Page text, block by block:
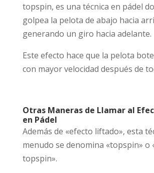
topspin, es una técnica en pádel
golpea la pelota de abajo hacia
generando un giro hacia adelante.
Este efecto hace que la pelota
con mayor velocidad después de
Otras Maneras de Llamar al
en Pádel
Además de «efecto liftado», esta
menudo se denomina «topspin» o
topspin».